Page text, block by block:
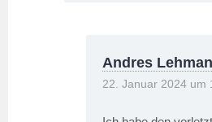
Andres
22. Januar 2024 um